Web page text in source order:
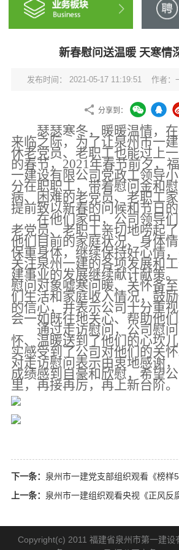
新春慰问送温暖 天寒情
发布时间： 2021-05-17 11:19:51 作者
分享到：
瑟瑟寒冬，暖暖温情，
来临之际，为了让泉州市一
休老党员、老职工也能过上
的春节，2021年春节前夕，
一建设有限公司党政工领导
分在职职工，带着慰问金和
病、困难的老党员、老职工
提前致以新春的问候和节日的
在他们家中，公司领导
老党员、老职工亲切地唠起
他们目前的家庭状况、身体
保重身体，继续保持好心情
关注泉州一建的各项发展和
建事业的发展继续献计献策。
慰问对象嘘寒问暖、关怀备
们生活和家庭收入情况，鼓
的信心， 并表示公司十分重
会一如既往地关心、帮助他们
通过走访慰问，公司慰
怀、温暖送到了他们的心坎
实感受到了公司对他们的关
对走访慰问表示由衷地感谢
成绩感到自豪和欣慰，希望
里，再接再厉，再上新台阶。
下一条： 泉州市一建党支部组织观看《榜样5
上一条： 泉州市一建组织观看央视《正风反腐就在身边》
Copyright(c) 2011 福建省泉州市第一建设